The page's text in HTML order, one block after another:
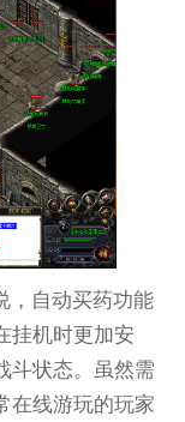
，自动买药功能
挂机时更加安
斗状态。虽然需
在线游玩的玩家